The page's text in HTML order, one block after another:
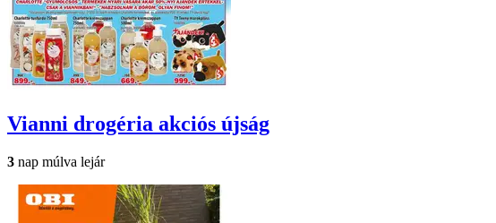
Vianni drogéria akciós újság
3 nap múlva lejár